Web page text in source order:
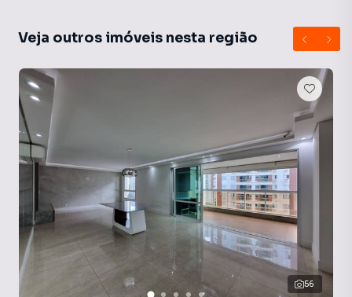
Veja outros imóveis nesta região
56